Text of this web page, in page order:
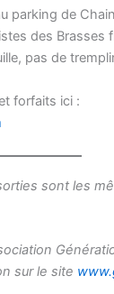
parking de
des Brasses
pas de
forfaits ici :
sont les
sur le site